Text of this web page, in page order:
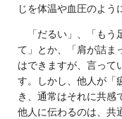
じを体温や血圧のよう
「だるい」、「もう
て」とか、「肩が詰ま
はできますが、言って
す。しかし、他人が「
き、通常はそれに共感
他人に伝わるのは、共